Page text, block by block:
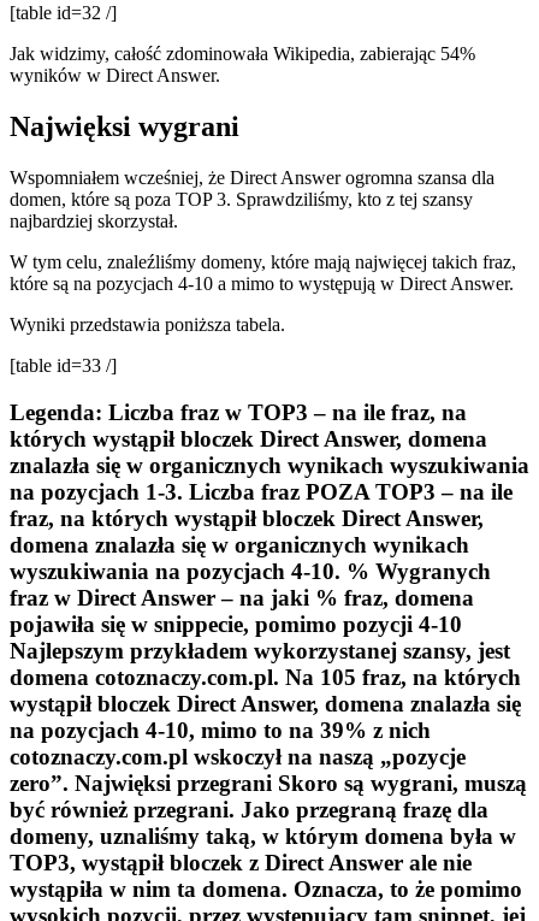
[table id=32 /]
Jak widzimy, całość zdominowała Wikipedia, zabierając 54%
wyników w Direct Answer.
Najwięksi wygrani
Wspomniałem wcześniej, że Direct Answer ogromna szansa dla
domen, które są poza TOP 3. Sprawdziliśmy, kto z tej szansy
najbardziej skorzystał.
W tym celu, znaleźliśmy domeny, które mają najwięcej takich fraz,
które są na pozycjach 4-10 a mimo to występują w Direct Answer.
Wyniki przedstawia poniższa tabela.
[table id=33 /]
Legenda: Liczba fraz w TOP3 – na ile fraz, na
których wystąpił bloczek Direct Answer, domena
znalazła się w organicznych wynikach wyszukiwania
na pozycjach 1-3. Liczba fraz POZA TOP3 – na ile
fraz, na których wystąpił bloczek Direct Answer,
domena znalazła się w organicznych wynikach
wyszukiwania na pozycjach 4-10. % Wygranych
fraz w Direct Answer– na jaki % fraz, domena
pojawiła się w snippecie, pomimo pozycji 4-10
Najlepszym przykładem wykorzystanej szansy, jest
domena cotoznaczy.com.pl. Na 105 fraz, na których
wystąpił bloczek Direct Answer, domena znalazła się
na pozycjach 4-10, mimo to na 39% z nich
cotoznaczy.com.pl wskoczył na naszą „pozycje
zero”. Najwięksi przegrani Skoro są wygrani, muszą
być również przegrani. Jako przegraną frazę dla
domeny, uznaliśmy taką, w którym domena była w
TOP3, wystąpił bloczek z Direct Answer ale nie
wystąpiła w nim ta domena. Oznacza, to że pomimo
wysokich pozycji, przez występujący tam snippet, jej